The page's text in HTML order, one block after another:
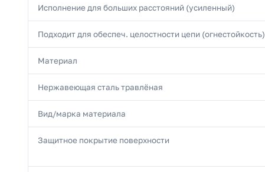
Исполнение для больших расстояний (усиленный)
Подходит для обеспеч. целостности цепи (огнестойкость)
Материал
Нержавеющая сталь травлёная
Вид/марка материала
Защитное покрытие поверхности